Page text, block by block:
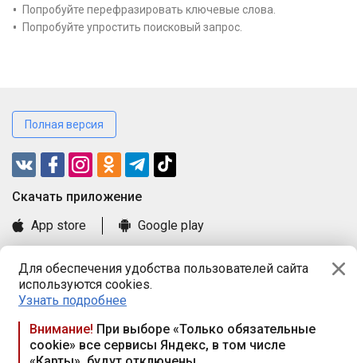
Для обеспечения удобства пользователей сайта
используются cookies.
Узнать подробнее
Внимание! При выборе «Только обязательные
cookie» все сервисы Яндекс, в том числе
Попробуйте перефразировать ключевые слова.
Попробуйте упростить поисковый запрос.
Полная версия
Cкачать приложение
App store
Google play
Книга замечаний и предложений
Правила и документы
Praca.by © 2000—2026, ООО «ПРАЦА БАЙ»
Республика Беларусь, 220114, г. Минск, пр-т Независимости
117а, пом. № 9.